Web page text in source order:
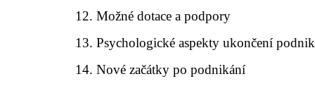
Možné dotace a podpory
Psychologické aspekty ukončení
Nové začátky po podnikání